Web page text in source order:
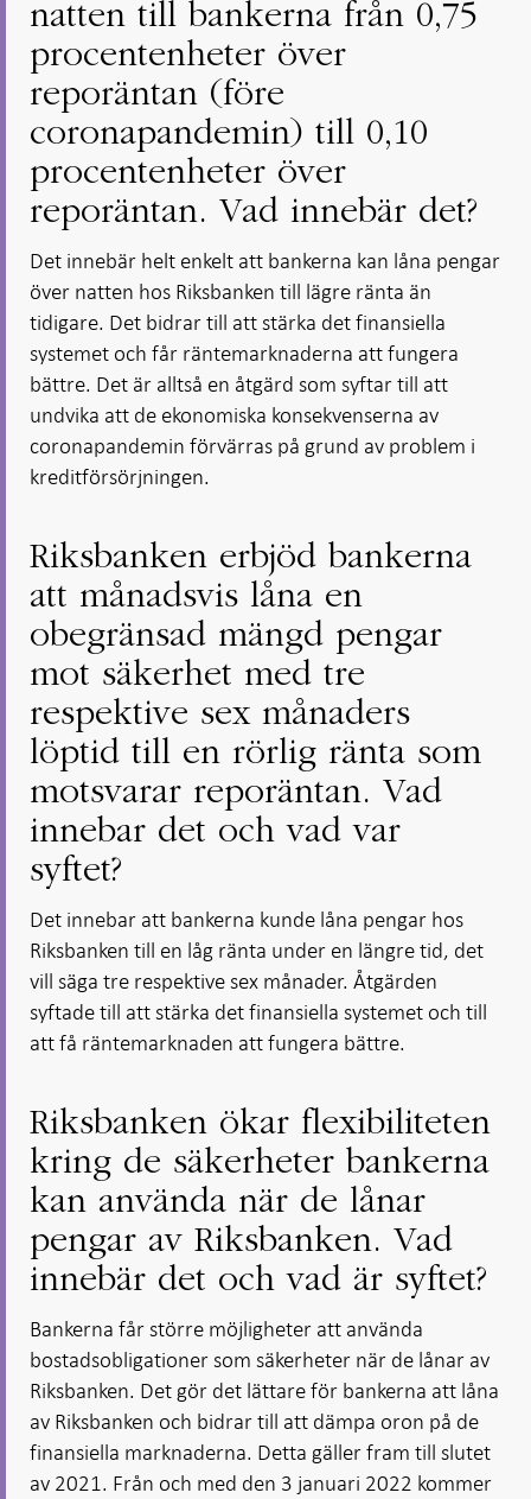
natten till bankerna från 0,75
procentenheter över
reporäntan (före
coronapandemin) till 0,10
procentenheter över
reporäntan. Vad innebär det?
Det innebär helt enkelt att bankerna kan låna pengar
över natten hos Riksbanken till lägre ränta än
tidigare. Det bidrar till att stärka det finansiella
systemet och får räntemarknaderna att fungera
bättre. Det är alltså en åtgärd som syftar till att
undvika att de ekonomiska konsekvenserna av
coronapandemin förvärras på grund av problem i
kreditförsörjningen.
Riksbanken erbjöd bankerna
att månadsvis låna en
obegränsad mängd pengar
mot säkerhet med tre
respektive sex månaders
löptid till en rörlig ränta som
motsvarar reporäntan. Vad
innebar det och vad var
syftet?
Det innebar att bankerna kunde låna pengar hos
Riksbanken till en låg ränta under en längre tid, det
vill säga tre respektive sex månader. Åtgärden
syftade till att stärka det finansiella systemet och till
att få räntemarknaden att fungera bättre.
Riksbanken ökar flexibiliteten
kring de säkerheter bankerna
kan använda när de lånar
pengar av Riksbanken. Vad
innebär det och vad är syftet?
Bankerna får större möjligheter att använda
bostadsobligationer som säkerheter när de lånar av
Riksbanken. Det gör det lättare för bankerna att låna
av Riksbanken och bidrar till att dämpa oron på de
finansiella marknaderna. Detta gäller fram till slutet
av 2021. Från och med den 3 januari 2022 kommer